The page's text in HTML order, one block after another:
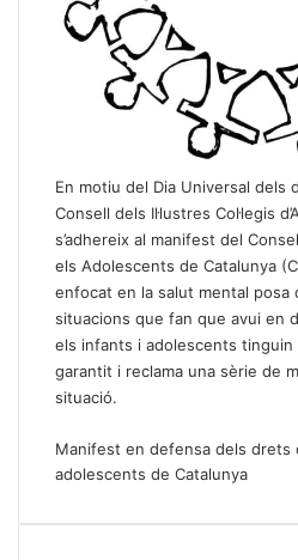
En motiu del Dia Universal dels
Consell dels Il·lustres Col·legis
s’adhereix al manifest del
els Adolescents de Catalunya
enfocat en la salut mental posa
situacions que fan que avui en
els infants i adolescents
garantit i reclama una sèrie de
situació.
Manifest en defensa dels drets
adolescents de Catalunya